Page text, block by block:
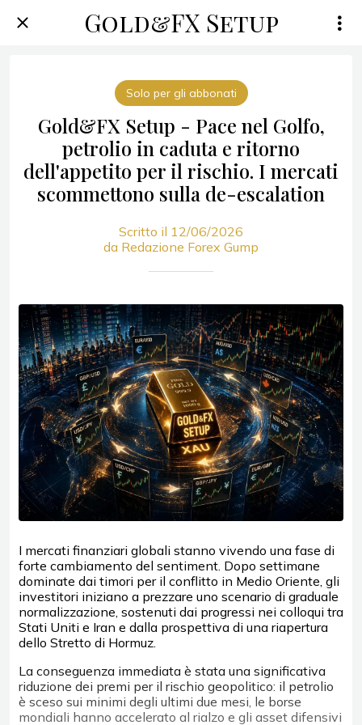
Gold&FX Setup
Solo per gli abbonati
Gold&FX Setup - Pace nel Golfo,
petrolio in caduta e ritorno
dell'appetito per il rischio. I mercati
scommettono sulla de-escalation
Scritto il 12/06/2026
da Redazione Forex Gump
I mercati finanziari globali stanno vivendo una fase di
forte cambiamento del sentiment. Dopo settimane
dominate dai timori per il conflitto in Medio Oriente, gli
investitori iniziano a prezzare uno scenario di graduale
normalizzazione, sostenuti dai progressi nei colloqui tra
Stati Uniti e Iran e dalla prospettiva di una riapertura
dello Stretto di Hormuz.
La conseguenza immediata è stata una significativa
riduzione dei premi per il rischio geopolitico: il petrolio
è sceso sui minimi degli ultimi due mesi, le borse
mondiali hanno accelerato al rialzo e gli asset difensivi